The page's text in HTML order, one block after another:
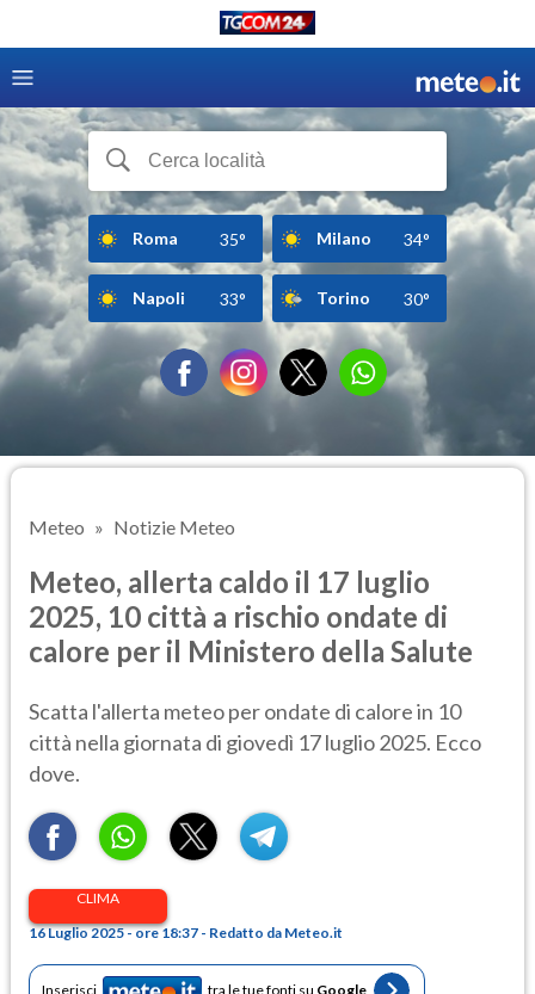
Roma 35° Milano 34°
Napoli 33° Torino 30°
Meteo Notizie Meteo
Meteo, allerta caldo il 17 luglio
2025, 10 città a rischio ondate di
calore per il Ministero della Salute
Scatta l'allerta meteo per ondate di calore in 10
città nella giornata di giovedì 17 luglio 2025. Ecco
dove.
CLIMA
16 Luglio 2025 - ore 18:37 - Redatto da Meteo.it
Inserisci tra le tue fonti su Google